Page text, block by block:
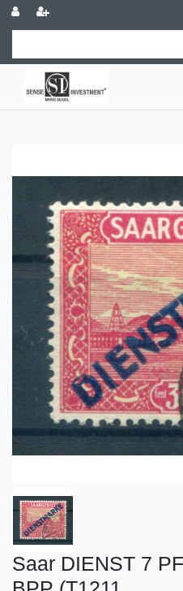
Saar DIENST 7